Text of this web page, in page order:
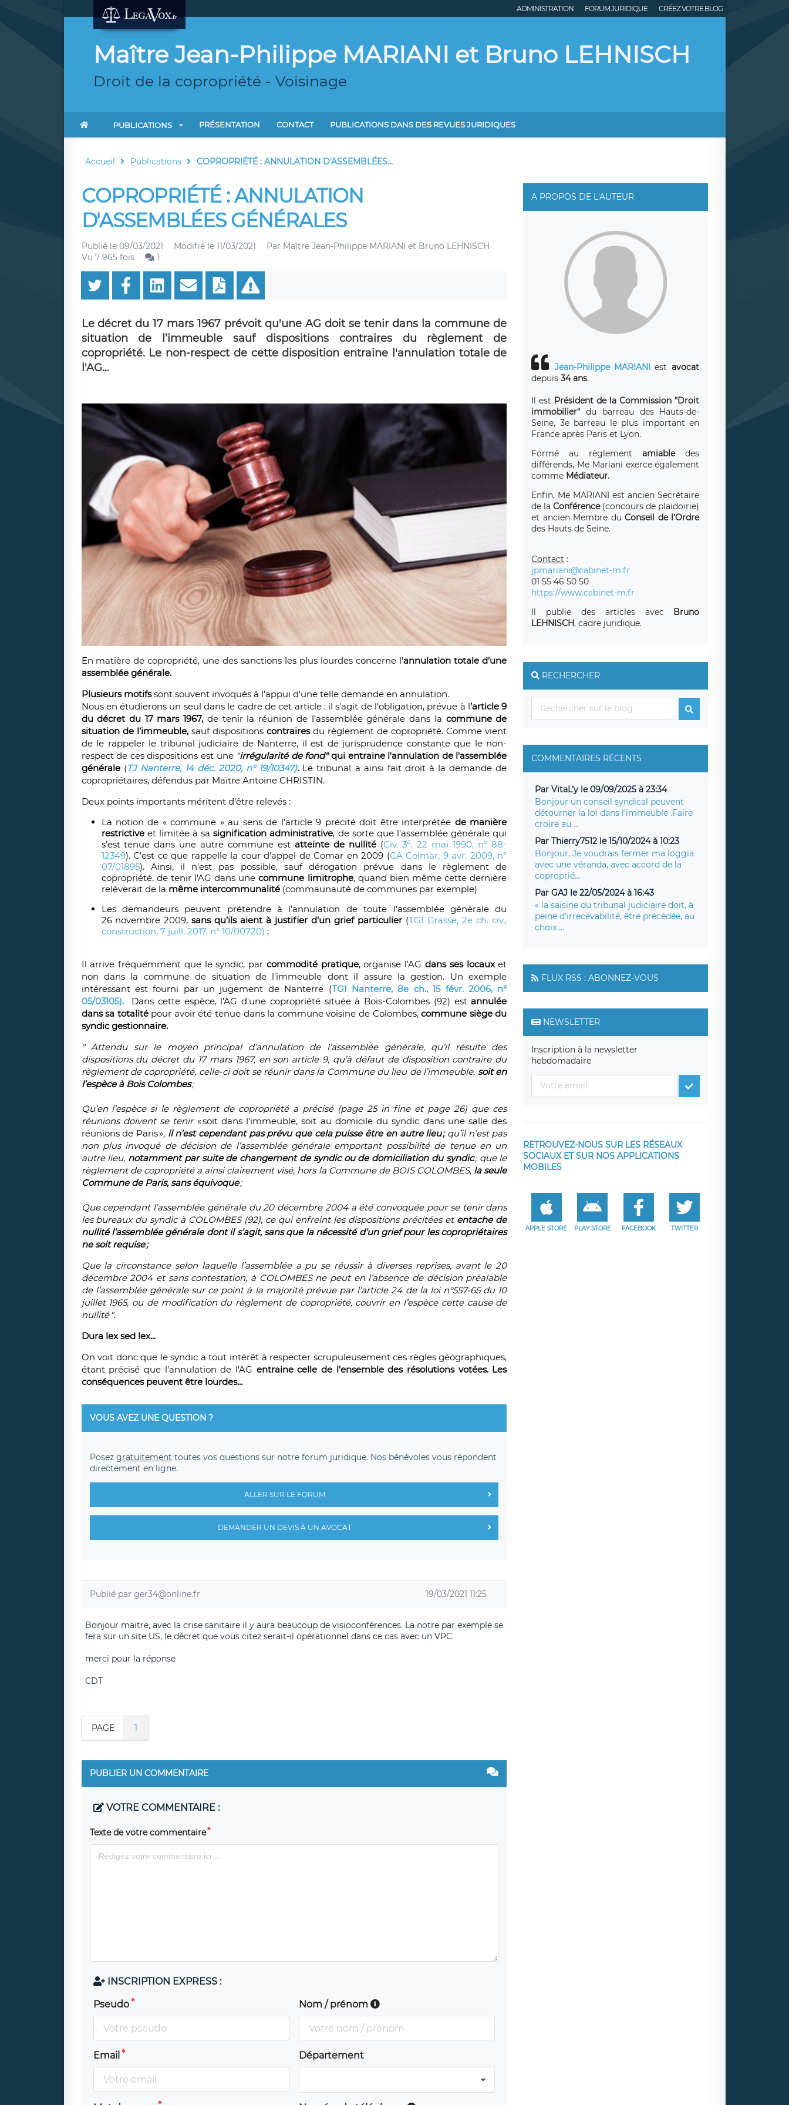
ADMINISTRATION FORUM JURIDIQUE CRÉEZ VOTRE BLOG
Maître Jean-Philippe MARIANI et Bruno LEHNISCH
Droit de la copropriété - Voisinage
PUBLICATIONS PRÉSENTATION CONTACT PUBLICATIONS DANS DES REVUES JURIDIQUES
Accueil Publications COPROPRIÉTÉ : ANNULATION D'ASSEMBLÉES...
COPROPRIÉTÉ : ANNULATION
D'ASSEMBLÉES GÉNÉRALES
Publié le 09/03/2021 Modifié le 11/03/2021 Par Maître Jean-Philippe MARIANI et Bruno LEHNISCH
Vu 7 965 fois
1
Le décret du 17 mars 1967 prévoit qu'une AG doit se tenir dans la commune de
situation de l’immeuble sauf dispositions contraires du règlement de
copropriété. Le non-respect de cette disposition entraine l'annulation totale de
l'AG...
En matière de copropriété, une des sanctions les plus lourdes concerne l'annulation totale d'une
assemblée générale.
Plusieurs motifssont souvent invoqués à l'appui d'une telle demande en annulation.
Nous en étudierons un seul dans le cadre de cet article : il s'agit de l'obligation, prévue à l’article 9
du décret du 17 mars 1967, de tenir la réunion de l’assemblée générale dans la commune de
situation de l’immeuble,sauf dispositions contrairesdu règlement de copropriété. Comme vient
de le rappeler le tribunal judiciaire de Nanterre, il est de jurisprudence constante que le non-
respect de ces dispositions est une "irrégularité de fond"qui entraine l'annulation de l'assemblée
générale (TJ Nanterre, 14 déc. 2020, n° 19/10347). Le tribunal a ainsi fait droit à la demande de
copropriétaires, défendus par Maitre Antoine CHRISTIN.
Deux points importants méritent d'être relevés :
La notion de « commune » au sens de l’article 9 précité doit être interprétée de manière
restrictiveet limitée à sasignification administrative, de sorte que l’assemblée générale qui
s’est tenue dans une autre commune estatteinte de nullité (Civ. 3e, 22 mai 1990, n° 88-
12349). C'est ce que rappelle la cour d'appel de Comar en 2009 (CA Colmar, 9 avr. 2009, n°
07/01895). Ainsi, il n'est pas possible, sauf dérogation prévue dans le règlement de
copropriété, de tenir l'AG dans unecommune limitrophe, quand bien même cette dernière
relèverait de la même intercommunalité(commaunauté de communes par exemple)
Les demandeurs peuvent prétendre à l’annulation de toute l’assemblée générale du
26 novembre 2009,sans qu’ils aient à justifier d’un grief particulier (TGI Grasse, 2e ch. civ.,
construction, 7 juill. 2017, n° 10/00720) ;
Il arrive fréquemment que le syndic, par commodité pratique, organise l'AGdans ses locauxet
non dans la commune de situation de l'immeuble dont il assure la gestion. Un exemple
intéressant est fourni par un jugement de Nanterre (TGI Nanterre, 8e ch., 15 févr. 2006, n°
05/03105). Dans cette espèce, l'AG d'une copropriété située à Bois-Colombes (92) estannulée
dans sa totalitépour avoir été tenue dans la commune voisine de Colombes,commune siège du
syndic gestionnaire.
" Attendu sur le moyen principal d’annulation de l’assemblée générale, qu’il résulte des
dispositions du décret du 17 mars 1967, en son article 9, qu’à défaut de disposition contraire du
règlement de copropriété, celle-ci doit se réunir dans la Commune du lieu de l’immeuble, soit en
l’espèce à Bois Colombes;
Qu’en l’espèce si le règlement de copropriété a précisé (page 25 in fine et page 26) que ces
réunions doivent se tenir « soit dans l’immeuble, soit au domicile du syndic dans une salle des
réunions de Paris », il n’est cependant pas prévu que cela puisse être en autre lieu ;qu’il n’est pas
non plus invoqué de décision de l’assemblée générale emportant possibilité de tenue en un
autre lieu, notamment par suite de changement de syndic ou de domiciliation du syndic; que le
règlement de copropriété a ainsi clairement visé, hors la Commune de BOIS COLOMBES, la seule
Commune de Paris, sans équivoque;
Que cependant l’assemblée générale du 20 décembre 2004 a été convoquée pour se tenir dans
les bureaux du syndic à COLOMBES (92), ce qui enfreint les dispositions précitées et entache de
nullité l’assemblée générale dont il s’agit, sans que la nécessité d’un grief pour les copropriétaires
ne soit requise ;
Que la circonstance selon laquelle l’assemblée a pu se réussir à diverses reprises, avant le 20
décembre 2004 et sans contestation, à COLOMBES ne peut en l’absence de décision préalable
de l’assemblée générale sur ce point à la majorité prévue par l’article 24 de la loi n°557-65 du 10
juillet 1965, ou de modification du règlement de copropriété, couvrir en l’espèce cette cause de
nullité ".
Dura lex sed lex...
On voit donc que le syndic a tout intérêt à respecter scrupuleusement ces règles géographiques,
étant précisé que l'annulation de l'AG entraine celle de l'ensemble des résolutions votées. Les
conséquences peuvent être lourdes...
VOUS AVEZ UNE QUESTION ?
Posez gratuitement toutes vos questions sur notre forum juridique. Nos bénévoles vous répondent
directement en ligne.
ALLER SUR LE FORUM
DEMANDER UN DEVIS À UN AVOCAT
Publié par ger34@online.fr 19/03/2021 11:25
Bonjour maitre, avec la crise sanitaire il y aura beaucoup de visioconférences. La notre par exemple se
fera sur un site US, le décret que vous citez serait-il opérationnel dans ce cas avec un VPC.
merci pour la réponse
CDT
PAGE 1
PUBLIER UN COMMENTAIRE
VOTRE COMMENTAIRE :
Texte de votre commentaire
INSCRIPTION EXPRESS :
Pseudo Nom / prénom
Email Département
A PROPOS DE L'AUTEUR
Jean-Philippe MARIANI estavocat
depuis34 ans.
Il est Président de la Commission "Droit
immobilier" du barreau des Hauts-de-
Seine, 3e barreau le plus important en
France après Paris et Lyon.
Formé au règlementamiabledes
différends, Me Mariani exerce également
comme Médiateur.
Enfin, Me MARIANI est ancien Secrétaire
de laConférence (concours de plaidoirie)
et ancien Membre duConseil de l’Ordre
des Hauts de Seine.
Contact :
jpmariani@cabinet-m.fr
01 55 46 50 50
https://www.cabinet-m.fr
Il publie des articles avec Bruno
LEHNISCH, cadre juridique.
RECHERCHER
COMMENTAIRES RÉCENTS
Par VitaL’y le 09/09/2025 à 23:34
Bonjour un conseil syndical peuvent
détourner la loi dans l’immeuble .Faire
croire au ...
Par Thierry7512 le 15/10/2024 à 10:23
Bonjour, Je voudrais fermer ma loggia
avec une véranda, avec accord de la
coproprié...
Par GAJ le 22/05/2024 à 16:43
« la saisine du tribunal judiciaire doit, à
peine d'irrecevabilité, être précédée, au
choix ...
FLUX RSS : ABONNEZ-VOUS
NEWSLETTER
Inscription à la newsletter
hebdomadaire
RETROUVEZ-NOUS SUR LES RÉSEAUX
SOCIAUX ET SUR NOS APPLICATIONS
MOBILES
APPLE STORE PLAY STORE FACEBOOK TWITTER